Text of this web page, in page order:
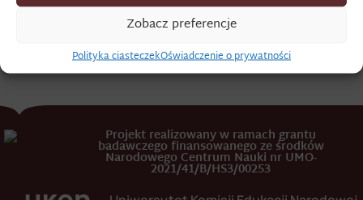
Zobacz preferencje
Polityka ciasteczekOświadczenie o prywatności
Diariusz potocznych rzeczy i wydatków na
różne domowe potrzeby, Pamiętnik, Biblioteka Jagiellońska,
rkps 2433, s. 38.
Projekt realizowany w ramach grantu
badawczego finansowanego ze środków
Narodowego Centrum Nauki nr UMO-
2021/41/B/HS3/00253